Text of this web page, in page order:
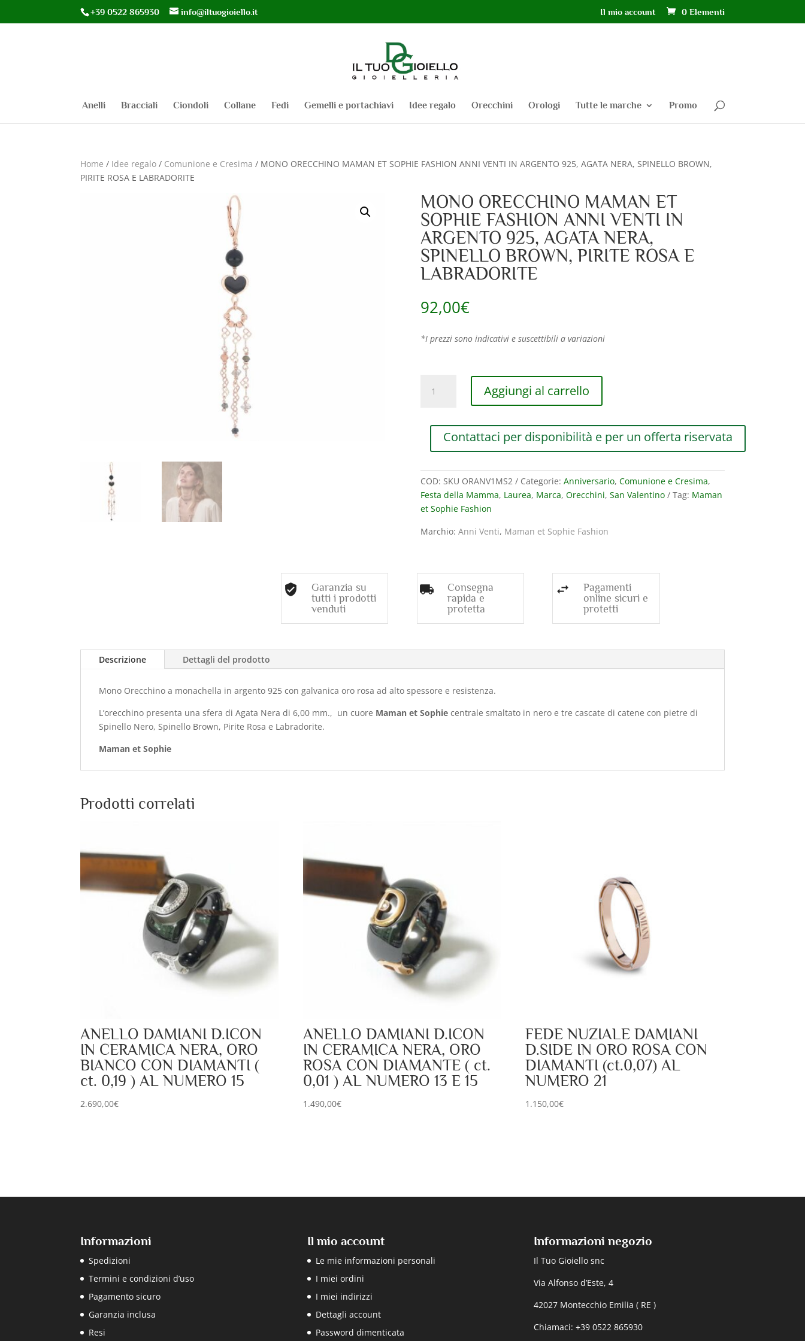
+39 0522 865930 info@iltuogioiello.it Il mio account 0 Elementi
Anelli Bracciali Ciondoli Collane Fedi Gemelli e portachiavi Idee regalo Orecchini Orologi Tutte le marche Promo
Home / Idee regalo / Comunione e Cresima / MONO ORECCHINO MAMAN ET SOPHIE FASHION ANNI VENTI IN ARGENTO 925, AGATA NERA, SPINELLO BROWN,
PIRITE ROSA E LABRADORITE
MONO ORECCHINO MAMAN ET
SOPHIE FASHION ANNI VENTI IN
ARGENTO 925, AGATA NERA,
SPINELLO BROWN, PIRITE ROSA E
LABRADORITE
92,00€
*I prezzi sono indicativi e suscettibili a variazioni
ORECCHINO
SOPHIE
FASHION
VENTI
IN
ARGENTO
AGATA
BROWN,
PIRITE
Aggiungi al carrello
Contattaci per disponibilità e per un offerta riservata
COD: SKU ORANV1MS2 Categorie: Anniversario, Comunione e Cresima,
Festa della Mamma, Laurea, Marca, Orecchini, San Valentino Tag: Maman
et Sophie Fashion
Marchio: Anni Venti, Maman et Sophie Fashion
Garanzia su
tutti i prodotti
venduti
Consegna
rapida e
protetta
Pagamenti
online sicuri e
protetti
Descrizione Dettagli del prodotto
Mono Orecchino a monachella in argento 925 con galvanica oro rosa ad alto spessore e resistenza.
L’orecchino presenta una sfera di Agata Nera di 6,00 mm., un cuore Maman et Sophie centrale smaltato in nero e tre cascate di catene con pietre di
Spinello Nero, Spinello Brown, Pirite Rosa e Labradorite.
Maman et Sophie
Prodotti correlati
ANELLO DAMIANI D.ICON
IN CERAMICA NERA, ORO
BIANCO CON DIAMANTI (
ct. 0,19 ) AL NUMERO 15
2.690,00€
ANELLO DAMIANI D.ICON
IN CERAMICA NERA, ORO
ROSA CON DIAMANTE ( ct.
0,01 ) AL NUMERO 13 E 15
1.490,00€
FEDE NUZIALE DAMIANI
D.SIDE IN ORO ROSA CON
DIAMANTI (ct.0,07) AL
NUMERO 21
1.150,00€
Informazioni
Spedizioni
Termini e condizioni d’uso
Pagamento sicuro
Garanzia inclusa
Resi
Il mio account
Le mie informazioni personali
I miei ordini
I miei indirizzi
Dettagli account
Password dimenticata
Informazioni negozio
Il Tuo Gioiello snc
Via Alfonso d’Este, 4
42027 Montecchio Emilia ( RE )
Chiamaci: +39 0522 865930